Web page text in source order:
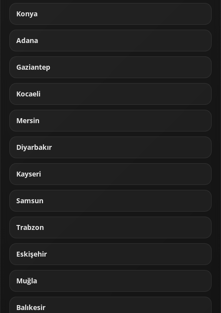
Konya
Adana
Gaziantep
Kocaeli
Mersin
Diyarbakır
Kayseri
Samsun
Trabzon
Eskişehir
Muğla
Balıkesir